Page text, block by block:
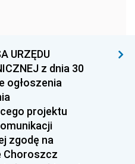
147
142-146
141
140
139
URZĘDU
z dnia 30
ogłoszenia
projektu
zgodę na
Choroszcz